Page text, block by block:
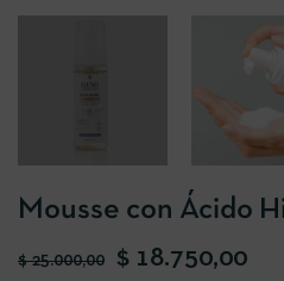
Mousse con Ácido
$25.000,00 $ 18.750,00